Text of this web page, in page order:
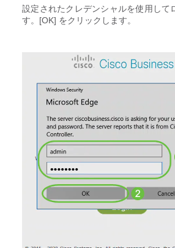
設定されたクレデンシャルを使用して
す。[OK] をクリックします。